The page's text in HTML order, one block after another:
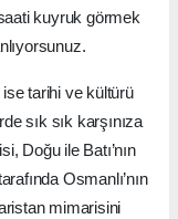
kuyruk görmek
ise tarihi ve kültürü
sık sık karşınıza
Doğu ile Batı’nın
Osmanlı’nın
mimarisini